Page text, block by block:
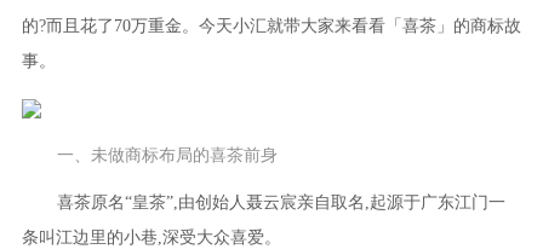
的?而且花了70万重金。今天小汇就带大家来看看「喜茶」的商标故
事。
一、未做商标布局的喜茶前身
喜茶原名“皇茶”,由创始人聂云宸亲自取名,起源于广东江门一
条叫江边里的小巷,深受大众喜爱。